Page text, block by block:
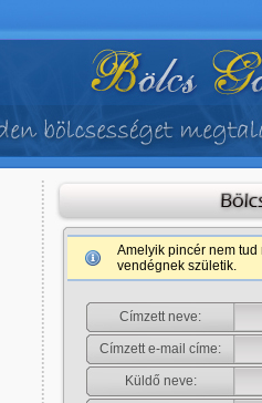
Amelyik pincér nem
vendégnek születik.
Címzett neve:
Címzett e-mail címe:
Küldő neve: